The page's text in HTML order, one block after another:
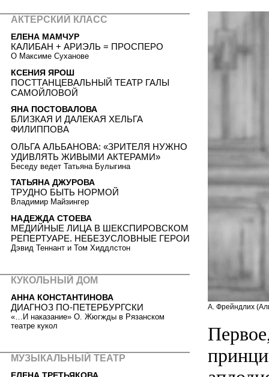
А. Фрейндлих
АКТЕРСКИЙ КЛАСС
ЕЛЕНА МАМЧУР
КАЛИБАН + АРИЭЛЬ = ПРОСПЕРО
О Максиме Суханове
КСЕНИЯ ЯРОШ
ПОСТТАНЦЕВАЛЬНЫЙ ТЕАТР ГАЛЫ
САМОЙЛОВОЙ
ЯНА ПОСТОВАЛОВА
БЛИЗКАЯ И ДАЛЕКАЯ ХЕЛЬГА
ФИЛИППОВА
ОЛЬГА АЛЬБАНОВА: «ЗРИТЕЛЯ НУЖНО
УДИВЛЯТЬ ЖИВЫМИ АКТЕРАМИ»
Беседу ведет Татьяна Булыгина
ТАТЬЯНА ДЖУРОВА
ТРУДНО БЫТЬ НОРМОЙ
Владимир Майзингер
НАДЕЖДА СТОЕВА
МЕДИЙНЫЕ ЛИЦА В ШЕКСПИРОВСКОМ
РЕПЕРТУАРЕ. НЕБЕЗУСЛОВНЫЕ ГЕРОИ
Дэвид Теннант и Том Хиддлстон
КУКОЛЬНЫЙ ДОМ
АННА КОНСТАНТИНОВА
ДИАГНОЗ ПО-ПЕТЕРБУРГСКИ
«…И наказание» О. Жюгжды в Рязанском
театре кукол
МУЗЫКАЛЬНЫЙ ТЕАТР